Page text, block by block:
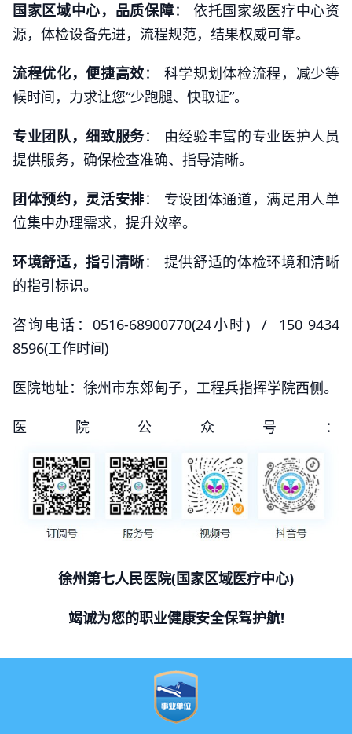
国家区域中心，品质保障： 依托国家级医疗中心资
源，体检设备先进，流程规范，结果权威可靠。
流程优化，便捷高效： 科学规划体检流程，减少等
候时间，力求让您“少跑腿、快取证”。
专业团队，细致服务： 由经验丰富的专业医护人员
提供服务，确保检查准确、指导清晰。
团体预约，灵活安排： 专设团体通道，满足用人单
位集中办理需求，提升效率。
环境舒适，指引清晰： 提供舒适的体检环境和清晰
的指引标识。
咨询电话：0516-68900770(24小时) / 150 9434
8596(工作时间)
医院地址：徐州市东郊甸子，工程兵指挥学院西侧。
医院公众号：
徐州第七人民医院(国家区域医疗中心)
竭诚为您的职业健康安全保驾护航!